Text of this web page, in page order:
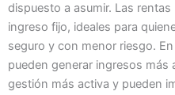
dispuesto a asumir. Las
ingreso fijo, ideales para
seguro y con menor riesgo.
pueden generar ingresos más
gestión más activa y pueden